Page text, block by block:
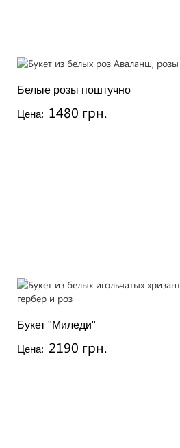
Белые розы поштучно
Цена: 1480 грн.
Букет "Миледи"
Цена: 2190 грн.